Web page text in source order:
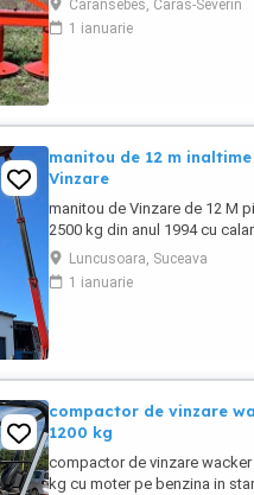
judetele
Caransebes, Caras-Severin
1 ianuarie
manitou de 12 m
Vinzare
manitou de Vinzare de 12 M
2500 kg din anul 1994 cu
greutate lui 9500 kg utilajul
Luncusoara Jud Suceava in
Functionare se vinde doar cu
Luncusoara, Suceava
1 ianuarie
compactor de vinzare
1200 kg
compactor de vinzare
kg cu moter pe benzina in